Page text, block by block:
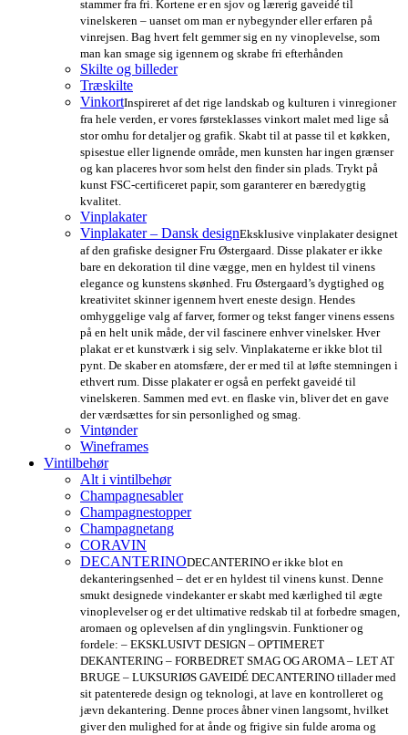
stammer fra fri. Kortene er en sjov og lærerig gaveidé til
vinelskeren – uanset om man er nybegynder eller erfaren på
vinrejsen. Bag hvert felt gemmer sig en ny vinoplevelse, som
man kan smage sig igennem og skrabe fri efterhånden
Skilte og billeder
Træskilte
VinkortInspireret af det rige landskab og kulturen i vinregioner
fra hele verden, er vores førsteklasses vinkort malet med lige så
stor omhu for detaljer og grafik. Skabt til at passe til et køkken,
spisestue eller lignende område, men kunsten har ingen grænser
og kan placeres hvor som helst den finder sin plads. Trykt på
kunst FSC-certificeret papir, som garanterer en bæredygtig
kvalitet.
Vinplakater
Vinplakater – Dansk designEksklusive vinplakater designet
af den grafiske designer Fru Østergaard. Disse plakater er ikke
bare en dekoration til dine vægge, men en hyldest til vinens
elegance og kunstens skønhed. Fru Østergaard’s dygtighed og
kreativitet skinner igennem hvert eneste design. Hendes
omhyggelige valg af farver, former og tekst fanger vinens essens
på en helt unik måde, der vil fascinere enhver vinelsker. Hver
plakat er et kunstværk i sig selv. Vinplakaterne er ikke blot til
pynt. De skaber en atomsfære, der er med til at løfte stemningen i
ethvert rum. Disse plakater er også en perfekt gaveidé til
vinelskeren. Sammen med evt. en flaske vin, bliver det en gave
der værdsættes for sin personlighed og smag.
Vintønder
Wineframes
Vintilbehør
Alt i vintilbehør
Champagnesabler
Champagnestopper
Champagnetang
CORAVIN
DECANTERINODECANTERINO er ikke blot en
dekanteringsenhed – det er en hyldest til vinens kunst. Denne
smukt designede vindekanter er skabt med kærlighed til ægte
vinoplevelser og er det ultimative redskab til at forbedre smagen,
aromaen og oplevelsen af din ynglingsvin. Funktioner og
fordele: – EKSKLUSIVT DESIGN – OPTIMERET
DEKANTERING – FORBEDRET SMAG OG AROMA – LET AT
BRUGE – LUKSURIØS GAVEIDÉ DECANTERINO tillader med
sit patenterede design og teknologi, at lave en kontrolleret og
jævn dekantering. Denne proces åbner vinen langsomt, hvilket
giver den mulighed for at ånde og frigive sin fulde aroma og